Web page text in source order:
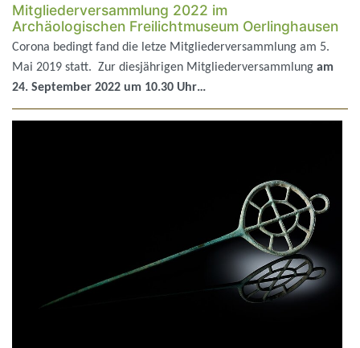
Mitgliederversammlung 2022 im
Archäologischen Freilichtmuseum Oerlinghausen
Corona bedingt fand die letze Mitgliederversammlung am 5.
Mai 2019 statt. Zur diesjährigen Mitgliederversammlung am
24. September 2022 um 10.30 Uhr…